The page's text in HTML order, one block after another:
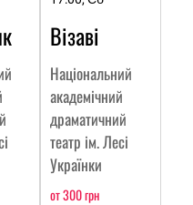
Візаві
Національний
академічний
драматичний
театр ім. Лесі
Українки
от 300 грн